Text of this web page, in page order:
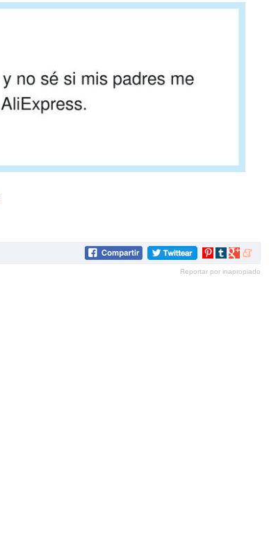
Compartir
Pinterest
Compartir
tumblr
Compartir
Google+
Reportar por inapropiado